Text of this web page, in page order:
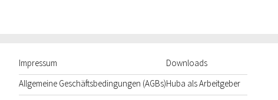
Impressum
Allgemeine Geschäftsbedingungen (AGBs)
Downloads
Huba als Arbeitgeber